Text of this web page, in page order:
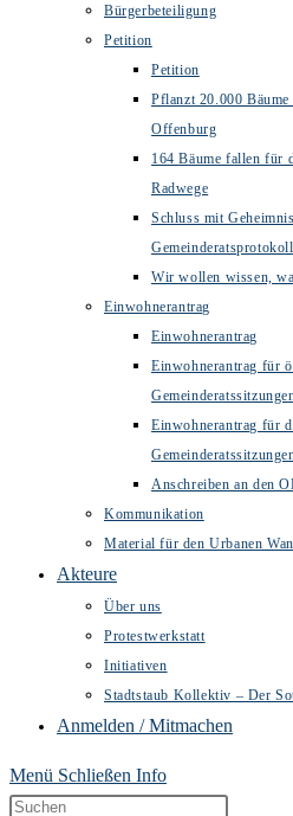
Bürgerbeteiligung
Petition
Petition
Pflanzt 20.000
Offenburg
164 Bäume fallen für
Radwege
Schluss mit
Wir wollen wissen,
Einwohnerantrag
Einwohnerantrag
Einwohnerantrag für
Einwohnerantrag für
Anschreiben an den
Kommunikation
Material für den Urbanen
Akteure
Über uns
Protestwerkstatt
Initiativen
Stadtstaub Kollektiv – Der
Anmelden / Mitmachen
Menü Schließen Info
Diese